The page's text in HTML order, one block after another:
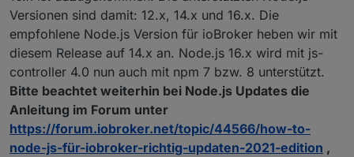
Versionen sind damit: 12.x, 14.x und 16.x. Die
empfohlene Node.js Version für ioBroker heben wir mit
diesem Release auf 14.x an. Node.js 16.x wird mit js-
controller 4.0 nun auch mit npm 7 bzw. 8 unterstützt.
Bitte beachtet weiterhin bei Node.js Updates die
Anleitung im Forum unter
https://forum.iobroker.net/topic/44566/how-to-
node-js-für-iobroker-richtig-updaten-2021-edition ,